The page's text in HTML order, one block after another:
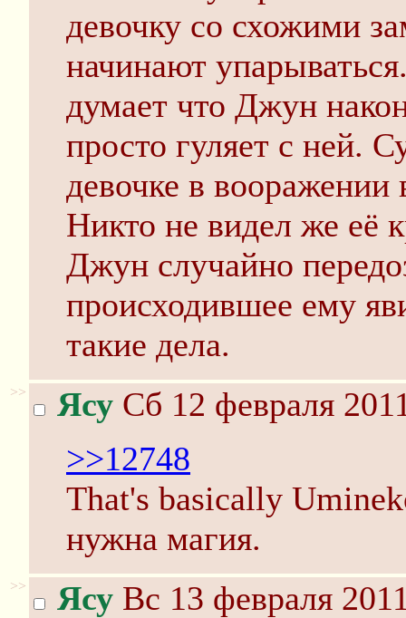
девочку со схожими
начинают
думает что Джун
просто гуляет с ней.
девочке в вооражении
Никто не видел же её
Джун случайно
происходившее ему
такие дела.
>> Ясу Сб 12 февраля
>>12748
That's basically
нужна магия.
>> Ясу Вс 13 февраля